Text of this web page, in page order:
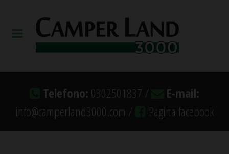
Telefono: 0302501837 /
E-mail:
info@camperland3000.com /
Pagina facebook